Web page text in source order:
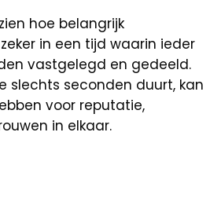
hoe belangrijk
in een tijd waarin ieder
vastgelegd en gedeeld.
slechts seconden duurt, kan
voor reputatie,
in elkaar.